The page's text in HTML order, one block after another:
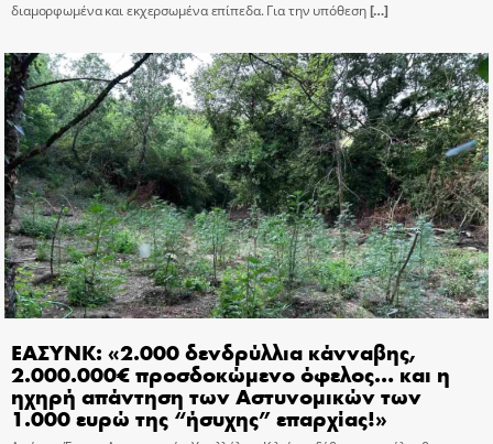
διαμορφωμένα και εκχερσωμένα επίπεδα. Για την υπόθεση[…]
ΕΑΣΥΝΚ: «2.000 δενδρύλλια κάνναβης,
2.000.000€ προσδοκώμενο όφελος… και η
ηχηρή απάντηση των Αστυνομικών των
1.000 ευρώ της “ήσυχης” επαρχίας!»